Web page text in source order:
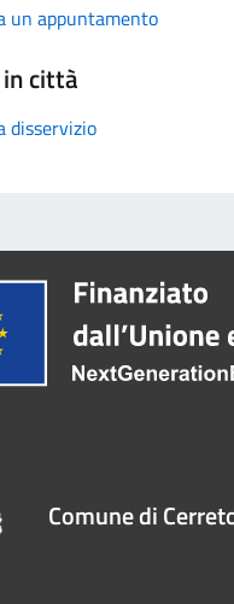
un appuntamento
città
disservizio
Comune di